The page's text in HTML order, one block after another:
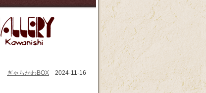
ぎゃらかわBOX 2024-11-16